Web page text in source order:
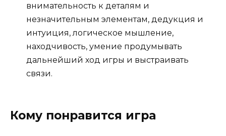
внимательность к деталям и
незначительным элементам, дедукция и
интуиция, логическое мышление,
находчивость, умение продумывать
дальнейший ход игры и выстраивать
связи.
Кому понравится игра